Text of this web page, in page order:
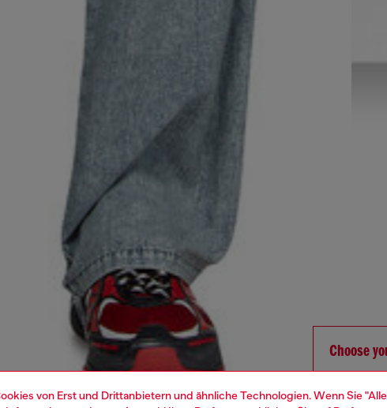
von Erst und Drittanbietern und ähnliche Technologien. Wenn Sie
Choose
You are
it seems